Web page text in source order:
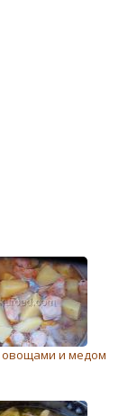
овощами и медом